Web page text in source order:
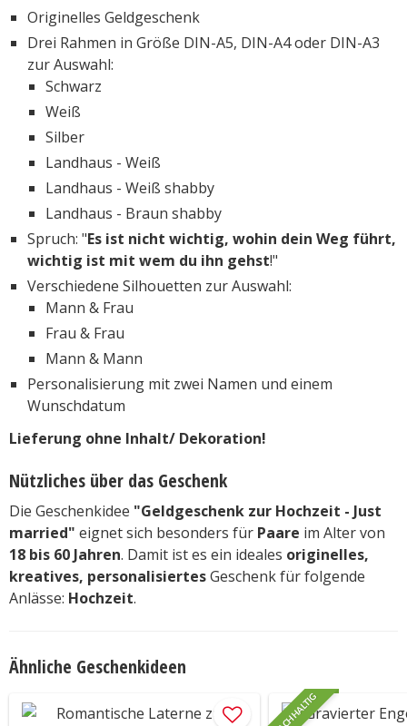
Originelles Geldgeschenk
Drei Rahmen in Größe DIN-A5, DIN-A4 oder DIN-A3
zur Auswahl:
Schwarz
Weiß
Silber
Landhaus - Weiß
Landhaus - Weiß shabby
Landhaus - Braun shabby
Spruch: "Es ist nicht wichtig, wohin dein Weg führt,
wichtig ist mit wem du ihn gehst!"
Verschiedene Silhouetten zur Auswahl:
Mann & Frau
Frau & Frau
Mann & Mann
Personalisierung mit zwei Namen und einem
Wunschdatum
Lieferung ohne Inhalt/ Dekoration!
Nützliches über das Geschenk
Die Geschenkidee "Geldgeschenk zur Hochzeit - Just
married" eignet sich besonders für Paare im Alter von
18 bis 60 Jahren. Damit ist es ein ideales originelles,
kreatives, personalisiertesGeschenk für folgende
Anlässe: Hochzeit.
Ähnliche Geschenkideen
NACHHALTIG